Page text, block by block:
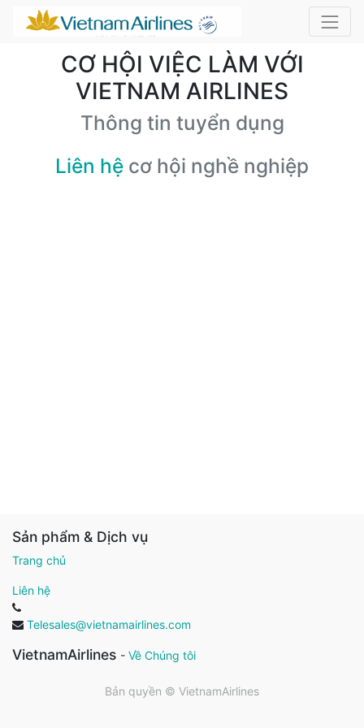
CƠ HỘI VIỆC LÀM VỚI
VIETNAM AIRLINES
Thông tin tuyển dụng
Liên hệ cơ hội nghề nghiệp
Sản phẩm & Dịch vụ
Trang chủ
Liên hệ
Telesales@vietnamairlines.com
VietnamAirlines - Về Chúng tôi
Bản quyền © VietnamAirlines